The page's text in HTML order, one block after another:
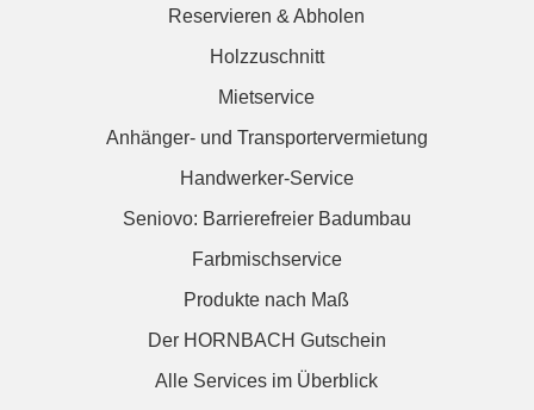
Reservieren & Abholen
Holzzuschnitt
Mietservice
Anhänger- und Transportervermietung
Handwerker-Service
Seniovo: Barrierefreier Badumbau
Farbmischservice
Produkte nach Maß
Der HORNBACH Gutschein
Alle Services im Überblick